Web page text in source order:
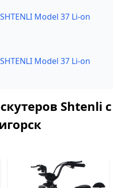
Model 37 Li-on
Model 37 Li-on
Shtenli с